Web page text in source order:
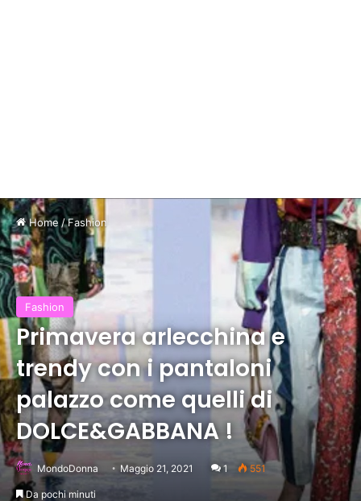
Home /Fashion
Fashion
Primavera arlecchina e
trendy con i pantaloni
palazzo come quelli di
DOLCE&GABBANA !
MondoDonna Maggio 21, 2021 1 551
Da pochi minuti